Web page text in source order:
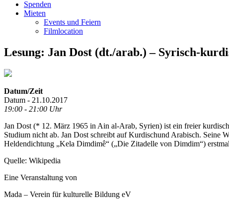
Spenden
Mieten
Events und Feiern
Filmlocation
Lesung: Jan Dost (dt./arab.) – Syrisch-
Datum/Zeit
Datum - 21.10.2017
19:00 - 21:00 Uhr
Jan Dost (* 12. März 1965 in Ain al-Arab, Syrien) ist ein freier
Studium nicht ab. Jan Dost schreibt auf Kurdischund Arabisch.
Heldendichtung „Kela Dimdimê“ („Die Zitadelle von Dimdim“)
Quelle: Wikipedia
Eine Veranstaltung von
Mada – Verein für kulturelle Bildung eV